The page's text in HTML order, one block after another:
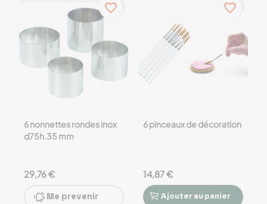
favorite_border
6 nonnettes rondes inox
d75h.35 mm
29,76 €
Me prevenir
favorite_border
6 pinceaux de décoration
14,87 €
Ajouter au panier